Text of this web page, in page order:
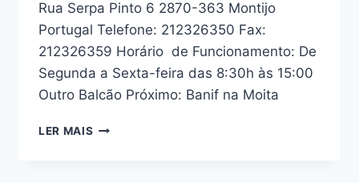
Rua Serpa Pinto 6 2870-363 Montijo
Portugal Telefone: 212326350 Fax:
212326359 Horário de Funcionamento: De
Segunda a Sexta-feira das 8:30h às 15:00
Outro Balcão Próximo: Banif na Moita
LER MAIS BANIF